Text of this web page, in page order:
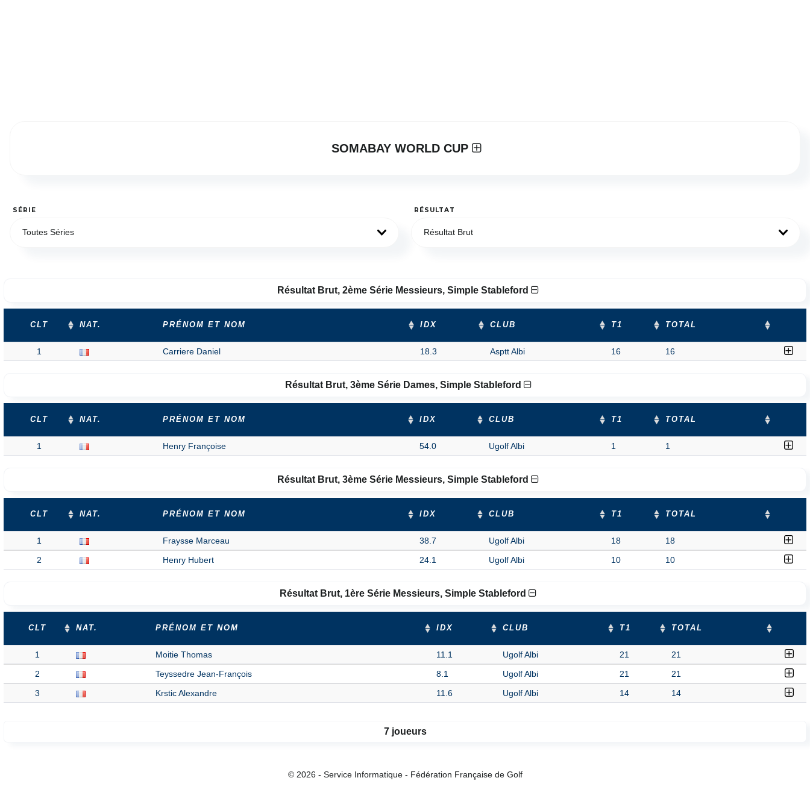
SOMABAY WORLD CUP
SÉRIE
Toutes Séries
RÉSULTAT
Résultat Brut
Résultat Brut, 2ème Série Messieurs, Simple Stableford
CLT NAT. PRÉNOM ET NOM IDX CLUB T1 TOTAL
1 Carriere Daniel 18.3 Asptt Albi 16 16
Résultat Brut, 3ème Série Dames, Simple Stableford
CLT NAT. PRÉNOM ET NOM IDX CLUB T1 TOTAL
1 Henry Françoise 54.0 Ugolf Albi 1 1
Résultat Brut, 3ème Série Messieurs, Simple Stableford
CLT NAT. PRÉNOM ET NOM IDX CLUB T1 TOTAL
1 Fraysse Marceau 38.7 Ugolf Albi 18
18
2
Henry Hubert 24.1 Ugolf Albi 10 10
Résultat Brut, 1ère Série Messieurs, Simple Stableford
CLT NAT. PRÉNOM ET NOM IDX CLUB T1 TOTAL
1 Moitie Thomas 11.1 Ugolf Albi 21
21
2
Teyssedre Jean-François 8.1 Ugolf Albi 21
21
3
Krstic Alexandre 11.6 Ugolf Albi 14 14
7 joueurs
© 2026 - Service Informatique - Fédération Française de Golf